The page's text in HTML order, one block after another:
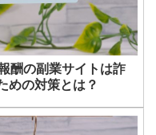
酬の副業サイトは詐
めの対策とは？